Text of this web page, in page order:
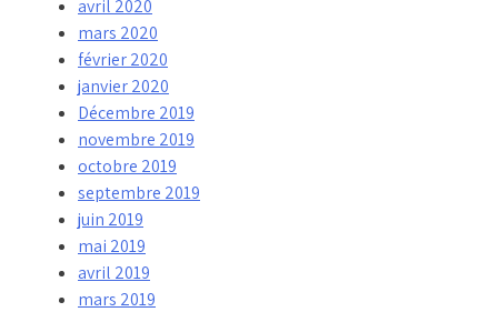
avril 2020
mars 2020
février 2020
janvier 2020
Décembre 2019
novembre 2019
octobre 2019
septembre 2019
juin 2019
mai 2019
avril 2019
mars 2019